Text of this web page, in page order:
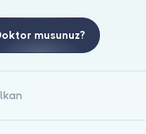
musunuz?